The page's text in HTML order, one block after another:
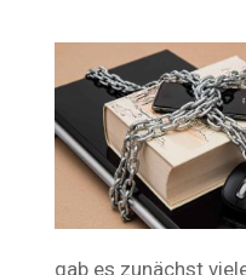
gab es zunächst